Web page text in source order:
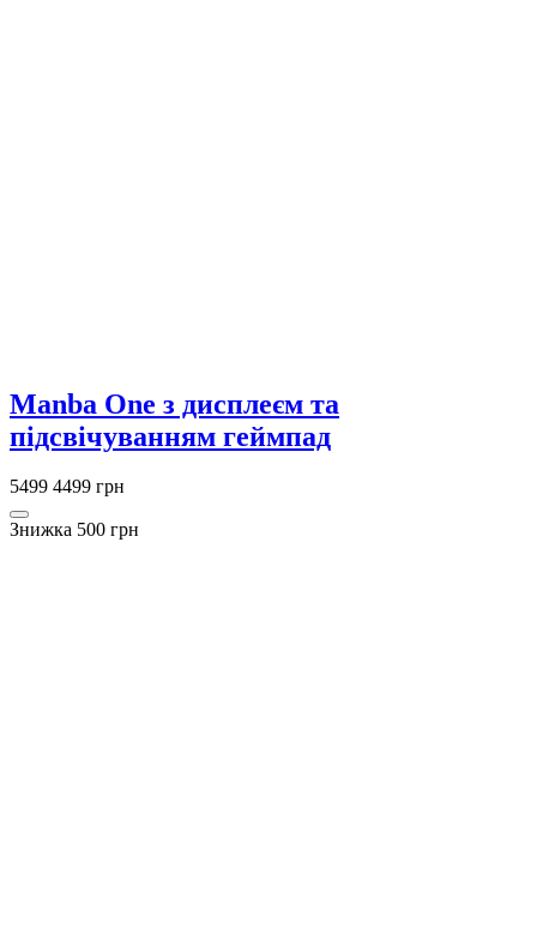
Manba One з дисплеєм та
підсвічуванням геймпад
5499 4499 грн
Знижка 500 грн